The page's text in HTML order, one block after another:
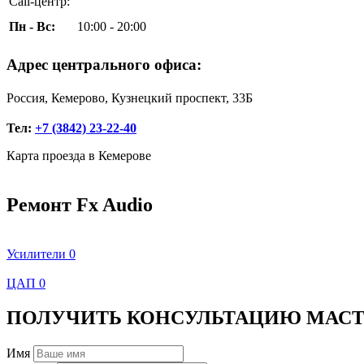
Пн - Вс:
10:00 - 20:00
Адрес центрального офиса:
Россия, Кемерово, Кузнецкий проспект, 33Б
Тел: +7 (3842) 23-22-40
Карта проезда в Кемерове
Ремонт Fx Audio
Усилители 0
ЦАП 0
ПОЛУЧИТЬ КОНСУЛЬТАЦИЮ
Имя